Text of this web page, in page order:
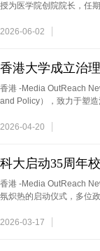
授为医学院创院院长，任
2026-06-02
香港大学成立治
香港 -Media OutReach
and Policy），致力于塑
2026-04-20
科大启动35周年
香港 -Media OutReach
氛炽热的启动仪式，多位政
2026-03-17